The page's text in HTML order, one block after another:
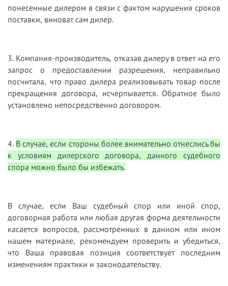
понесенные дилером в связи с фактом нарушения сроков
поставки, виноват сам дилер.
3. Компания-производитель, отказав дилеру в ответ на его
запрос о предоставлении разрешения, неправильно
посчитала, что право дилера реализовывать товар после
прекращения договора, исчерпывается. Обратное было
установлено непосредственно договором.
4. В случае, если стороны более внимательно отнеслись бы
к условиям дилерского договора, данного судебного
спора можно было бы избежать.
В случае, если Ваш судебный спор или иной спор,
договорная работа или любая другая форма деятельности
касается вопросов, рассмотренных в данном или ином
нашем материале, рекомендуем проверить и убедиться,
что Ваша правовая позиция соответствует последним
изменениям практики и законодательству.